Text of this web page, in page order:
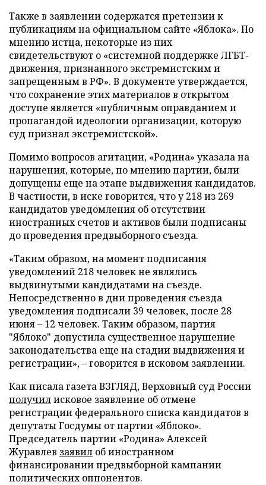
Также в заявлении содержатся претензии к
публикациям на официальном сайте «Яблока». По
мнению истца, некоторые из них
свидетельствуют о «системной поддержке ЛГБТ-
движения, признанного экстремистским и
запрещенным в РФ». В документе утверждается,
что сохранение этих материалов в открытом
доступе является «публичным оправданием и
пропагандой идеологии организации, которую
суд признал экстремистской».
Помимо вопросов агитации, «Родина» указала на
нарушения, которые, по мнению партии, были
допущены еще на этапе выдвижения кандидатов.
В частности, в иске говорится, что у 218 из 269
кандидатов уведомления об отсутствии
иностранных счетов и активов были подписаны
до проведения предвыборного съезда.
«Таким образом, на момент подписания
уведомлений 218 человек не являлись
выдвинутыми кандидатами на съезде.
Непосредственно в дни проведения съезда
уведомления подписали 39 человек, после 28
июня – 12 человек. Таким образом, партия
"Яблоко" допустила существенное нарушение
законодательства еще на стадии выдвижения и
регистрации», – говорится в исковом заявлении.
Как писала газета ВЗГЛЯД, Верховный суд России
получилисковое заявление об отмене
регистрации федерального списка кандидатов в
депутаты Госдумы от партии «Яблоко».
Председатель партии «Родина» Алексей
Журавлев заявил об иностранном
финансировании предвыборной кампании
политических оппонентов.